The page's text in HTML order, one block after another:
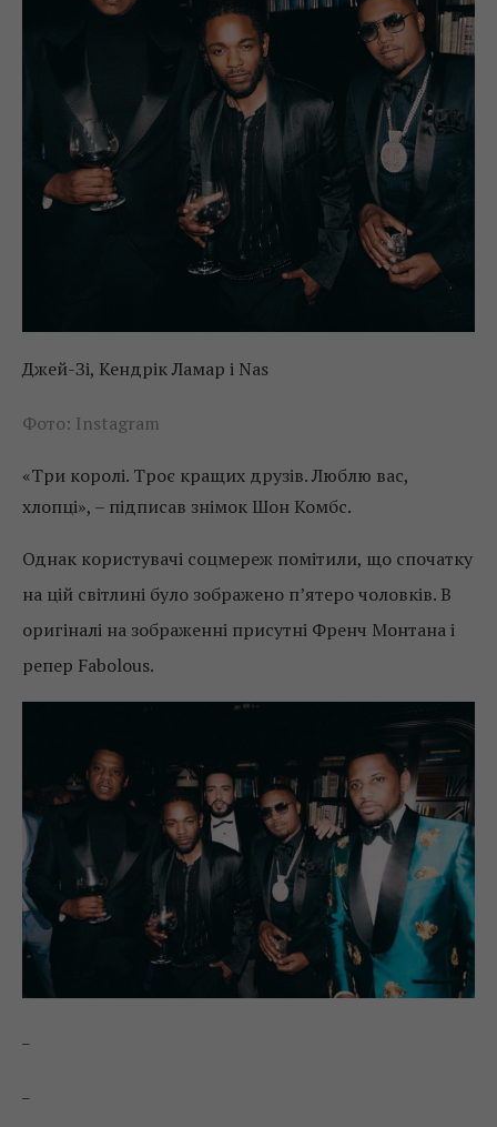
Джей-Зі, Кендрік Ламар і Nas
Фото: Instagram
«Три королі. Троє кращих друзів. Люблю вас,
хлопці», – підписав знімок Шон Комбс.
Однак користувачі соцмереж помітили, що спочатку
на цій світлині було зображено п’ятеро чоловків. В
оригіналі на зображенні присутні Френч Монтана і
репер Fabolous.